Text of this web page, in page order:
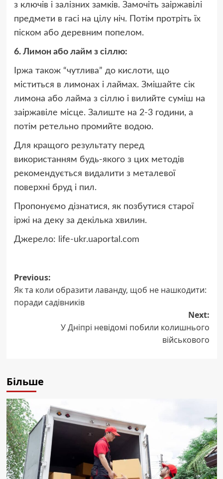
з ключів і залізних замків. Замочіть заіржавілі
предмети в гасі на цілу ніч. Потім протріть їх
піском або деревним попелом.
6. Лимон або лайм з сіллю:
Іржа також “чутлива” до кислоти, що
міститься в лимонах і лаймах. Змішайте сік
лимона або лайма з сіллю і вилийте суміш на
заіржавіле місце. Залиште на 2-3 години, а
потім ретельно промийте водою.
Для кращого результату перед
використанням будь-якого з цих методів
рекомендується видалити з металевої
поверхні бруд і пил.
Пропонуємо дізнатися, як позбутися старої
іржі на деку за декілька хвилин.
Джерело: life-ukr.uaportal.com
Post
navigation
Previous:
Як та коли образити лаванду, щоб не нашкодити:
поради садівників
Next:
У Дніпрі невідомі побили колишнього
військового
Більше